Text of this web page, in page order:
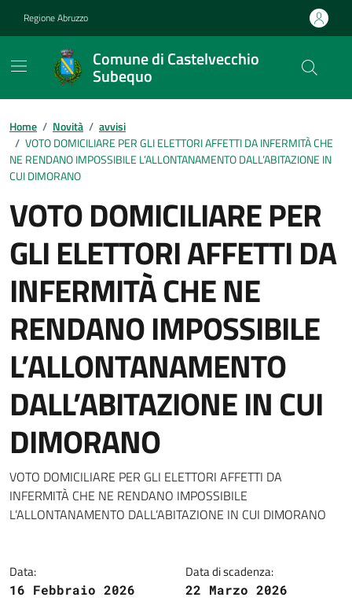
Regione Abruzzo
Comune di Castelvecchio
Subequo
Contenuti in evidenza
Home / Novità / avvisi
/ VOTO DOMICILIARE PER GLI ELETTORI AFFETTI DA INFERMITÀ CHE
NE RENDANO IMPOSSIBILE L’ALLONTANAMENTO DALL’ABITAZIONE IN
CUI DIMORANO
VOTO DOMICILIARE PER
GLI ELETTORI AFFETTI DA
INFERMITÀ CHE NE
RENDANO IMPOSSIBILE
L’ALLONTANAMENTO
DALL’ABITAZIONE IN CUI
DIMORANO
Dettagli della notizia
VOTO DOMICILIARE PER GLI ELETTORI AFFETTI DA
INFERMITÀ CHE NE RENDANO IMPOSSIBILE
L’ALLONTANAMENTO DALL’ABITAZIONE IN CUI DIMORANO
Data:
16 Febbraio 2026
Data di scadenza:
22 Marzo 2026